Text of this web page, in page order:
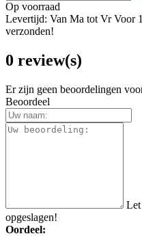
Op voorraad
Levertijd: Van Ma tot Vr Voor
verzonden!
0 review(s)
Er zijn geen beoordelingen
Beoordeel
Let
opgeslagen!
Oordeel: